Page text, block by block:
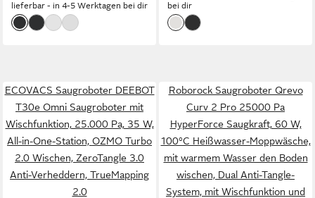
lieferbar - in 4-5 Werktagen bei dir
bei dir
ECOVACS Saugroboter DEEBOT
T30e Omni Saugroboter mit
Wischfunktion, 25.000 Pa, 35 W,
All-in-One-Station, OZMO Turbo
2.0 Wischen, ZeroTangle 3.0
Anti-Verheddern, TrueMapping
2.0
Roborock Saugroboter Qrevo
Curv 2 Pro 25000 Pa
HyperForce Saugkraft, 60 W,
100°C Heißwasser-Moppwäsche,
mit warmem Wasser den Boden
wischen, Dual Anti-Tangle-
System, mit Wischfunktion und